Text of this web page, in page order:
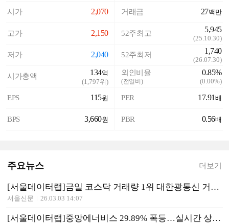
시가 2,070
고가 2,150
저가 2,040
시가총액 134억
(1,797위)
EPS 115원
BPS 3,660원
거래금 27백만
52주최고 5,945
(25.10.30)
52주최저 1,740
(26.07.30)
외인비율
(전일비)
0.85%
(0.00%)
PER 17.91 배
PBR 0.56배
주요뉴스 더보기
[서울데이터랩]금일 코스닥 거래량 1위 대한광통신 거래대금 무려 2000억 돌파
서울신문 26.03.03 14:07
[서울데이터랩]중앙에너비스 29.89% 폭등…실시간 상승률 1위